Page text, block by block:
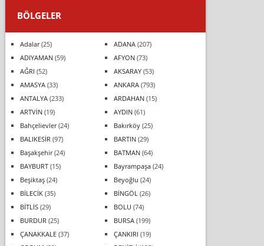
BÖLGELER
Adalar(25) ADANA(207)
ADIYAMAN(59) AFYON(73)
AĞRI (52) AKSARAY(53)
AMASYA(33) ANKARA(793)
ANTALYA(233) ARDAHAN(15)
ARTVİN(19) AYDIN(61)
Bahçelievler(24) Bakırköy(25)
BALIKESİR (97) BARTIN(29)
Başakşehir(24) BATMAN(64)
BAYBURT(15) Bayrampaşa(24)
Beşiktaş(24) Beyoğlu (24)
BİLECİK(35) BİNGÖL (26)
BİTLİS(29) BOLU (74)
BURDUR (25) BURSA(199)
ÇANAKKALE(37) ÇANKIRI (19)